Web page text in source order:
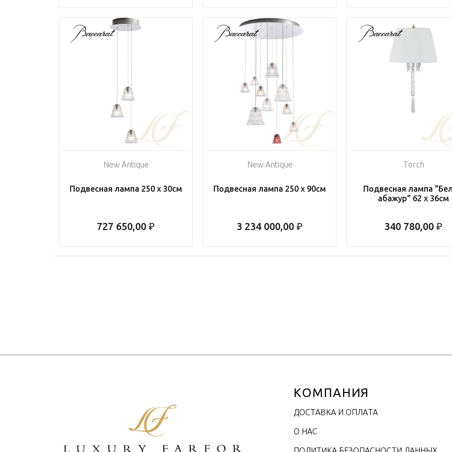
New Antique
Подвесная лампа 250 х 30см
727 650,00 ₽
New Antique
Подвесная лампа 250 х 90см
3 234 000,00 ₽
Torch
Подвесная лампа
абажур" 62 x 36см
340 780,00 ₽
КОМПАНИЯ
ДОСТАВКА И ОПЛАТА
О НАС